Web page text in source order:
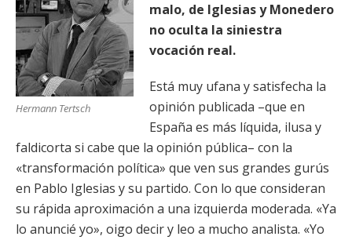
Hermann Tertsch
malo, de Iglesias y Monedero
no oculta la siniestra
vocación real.
Está muy ufana y satisfecha la
opinión publicada –que en
España es más líquida, ilusa y
faldicorta si cabe que la opinión pública– con la
«transformación política» que ven sus grandes gurús
en Pablo Iglesias y su partido. Con lo que consideran
su rápida aproximación a una izquierda moderada. «Ya
lo anuncié yo», oigo decir y leo a mucho analista. «Yo